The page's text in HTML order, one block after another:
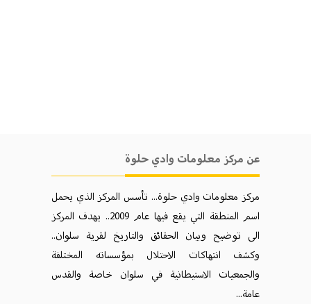
عن مركز معلومات وادي حلوة
مركز معلومات وادي حلوة... تأسس المركز الذي يحمل
اسم المنطقة التي يقع فيها عام 2009.. يهدف المركز
الی توضيح وبيان الحقائق والتاريخ لقرية سلوان..
وكشف انتهاكات الاحتلال بمؤسساته المختلفة
والجمعيات الاستيطانية في سلوان خاصة والقدس
عامة...